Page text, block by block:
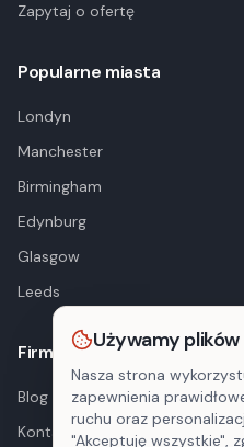
Zapytaj o ofertę
Popularne miasta
Londyn
Manchester
Birmingham
Edynburg
Glasgow
Leeds
Firma
Blog
Kontakt
Używamy
Nasza strona
zapewnienia
ruchu oraz
"Akceptuję wszystkie",